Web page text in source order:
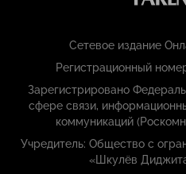
Сетевое издание
Регистрационный
Зарегистрировано
сфере связи,
коммуникаций
Учредитель: Общество с
«Шкулёв